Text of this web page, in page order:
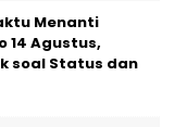
Menanti
14 Agustus,
soal Status dan